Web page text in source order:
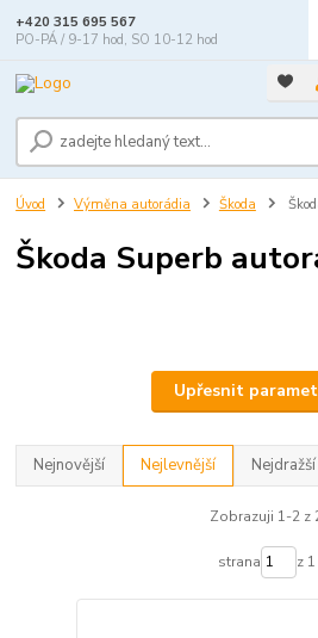
+420 315 695 567
PO-PÁ / 9-17 hod, SO 10-12 hod
Úvod Výměna autorádia Škoda
Škoda Superb
Upřesnit
Nejnovější Nejlevnější Nejdražší
Zobrazuji 1-2 z
strana z 1